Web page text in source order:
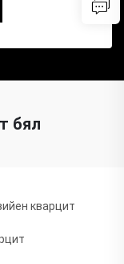
бял
кварцит